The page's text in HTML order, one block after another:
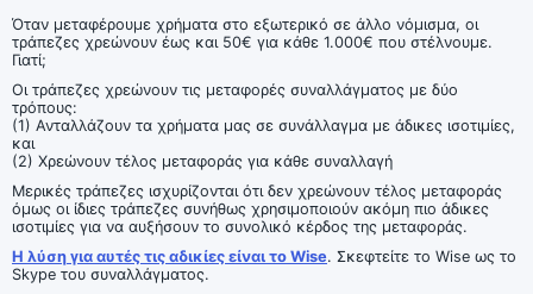
Όταν μεταφέρουμε χρήματα στο εξωτερικό σε άλλο νόμισμα, οι
τράπεζες χρεώνουν έως και 50€ για κάθε 1.000€ που στέλνουμε.
Γιατί;
Οι τράπεζες χρεώνουν τις μεταφορές συναλλάγματος με δύο
τρόπους:
(1) Ανταλλάζουν τα χρήματα μας σε συνάλλαγμα με άδικες ισοτιμίες,
και
(2) Χρεώνουν τέλος μεταφοράς για κάθε συναλλαγή
Μερικές τράπεζες ισχυρίζονται ότι δεν χρεώνουν τέλος μεταφοράς
όμως οι ίδιες τράπεζες συνήθως χρησιμοποιούν ακόμη πιο άδικες
ισοτιμίες για να αυξήσουν το συνολικό κέρδος της μεταφοράς.
Η λύση για αυτές τις αδικίες είναι το Wise. Σκεφτείτε το Wise ως το
Skype του συναλλάγματος.